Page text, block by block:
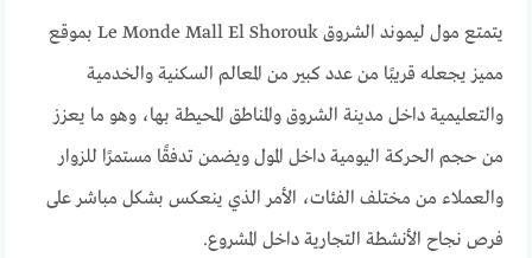
يتمتع مول ليموند الشروق Le Monde Mall El Shorouk بموقع
مميز يجعله قريبًا من عدد كبير من المعالم السكنية والخدمية
والتعليمية داخل مدينة الشروق والمناطق المحيطة بها، وهو ما يعزز
من حجم الحركة اليومية داخل المول ويضمن تدفقًا مستمرًا للزوار
والعملاء من مختلف الفئات، الأمر الذي ينعكس بشكل مباشر على
فرص نجاح الأنشطة التجارية داخل المشروع.